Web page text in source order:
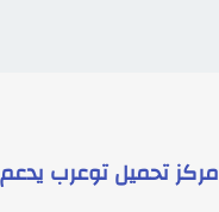
مركز تحميل توعرب يدعم